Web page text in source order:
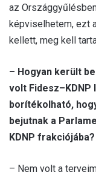
az
képviselhetem, ezt
kellett, meg kell
– Hogyan került
volt
borítékolható,
bejutnak a
KDNP frakciójába?
– Nem volt a